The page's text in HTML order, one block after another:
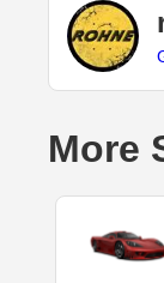
More